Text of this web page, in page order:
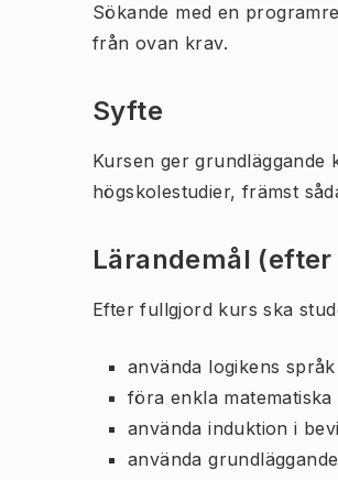
Sökande med en
från ovan krav.
Syfte
Kursen ger
högskolestudier, främst
Lärandemål
Efter fullgjord kurs ska
använda logikens
föra enkla
använda induktion i
använda